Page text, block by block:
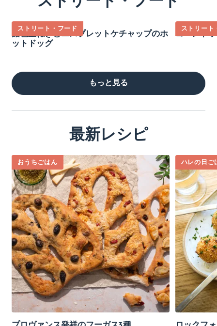
ストリート・フード
飴色玉ねぎとエスプレットケチャップのホ
ットドッグ
ストリート
コーンド
もっと見る
最新レシピ
おうちごはん ハレの日ご